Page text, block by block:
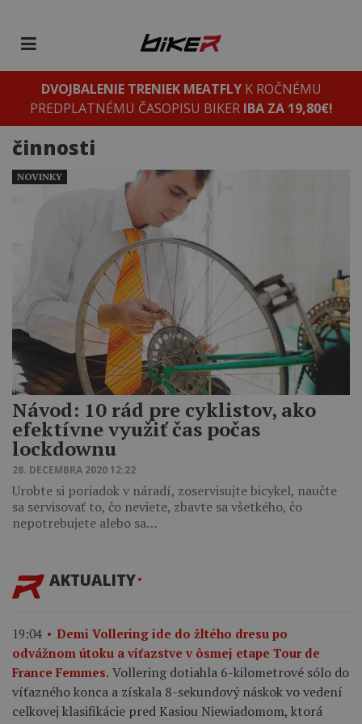
DVOJBALENIE TRENIEK MEATFLYK ROČNÉMU
PREDPLATNÉMU ČASOPISU BIKER IBA ZA 19,80€!
činnosti
Návod: 10 rád pre cyklistov, ako
efektívne využiť čas počas
lockdownu
28. DECEMBRA 2020 12:22
Urobte si poriadok v náradí, zoservisujte bicykel, naučte
sa servisovať to, čo neviete, zbavte sa všetkého, čo
nepotrebujete alebo sa…
NOVINKY
AKTUALITY
19:04
Demi Vollering ide do žltého dresu po
odvážnom útoku a víťazstve v ôsmej etape Tour de
France Femmes. Vollering dotiahla 6-kilometrové sólo do
víťazného konca a získala 8-sekundový náskok vo vedení
celkovej klasifikácie pred Kasiou Niewiadomom, ktorá